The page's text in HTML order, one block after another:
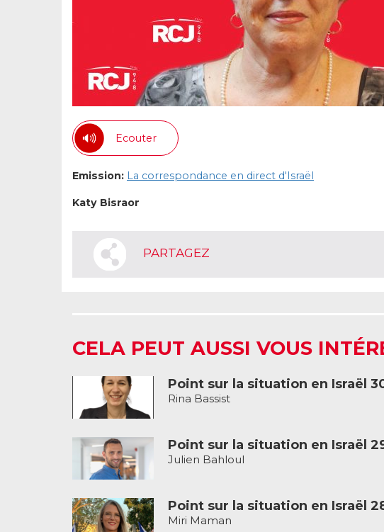
Ecouter
Emission: La correspondance en direct d'Israël
Katy Bisraor
PARTAGEZ
CELA PEUT AUSSI VOUS
Point sur la situation en Israël
Rina Bassist
Point sur la situation en Israël
Julien Bahloul
Point sur la situation en Israël
Miri Maman